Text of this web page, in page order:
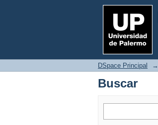
Buscar
DSpace Principal →
Buscar